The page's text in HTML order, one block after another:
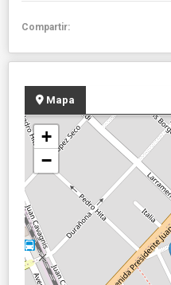
Compartir:
Mapa
+
−